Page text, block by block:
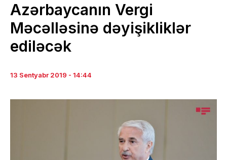
Azərbaycanın Vergi
Məcəlləsinə dəyişikliklər
ediləcək
13 Sentyabr 2019 - 14:44